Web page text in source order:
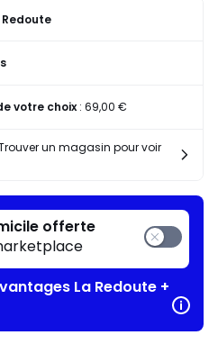
Redoute
votre choix: 69,00 €
un magasin pour voir
offerte
La Redoute +